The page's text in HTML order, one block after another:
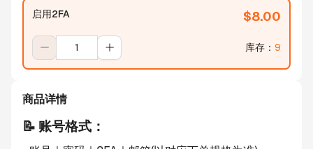
启用2FA $8.00
库存 ： 9
商品详情
📝 账号格式：